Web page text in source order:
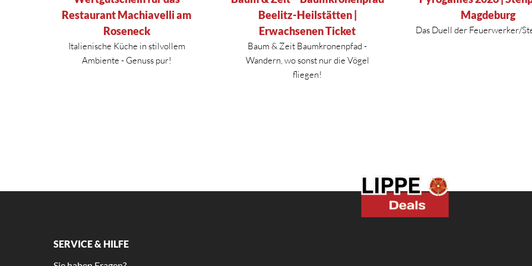
Restaurant Machiavelli am
Roseneck
Italienische Küche in stilvollem
Ambiente - Genuss pur!
Beelitz-Heilstätten |
Erwachsenen Ticket
Baum & Zeit Baumkronenpfad -
Wandern, wo sonst nur die Vögel
fliegen!
Magdeburg
Das Duell der Feuerwerker/
SERVICE & HILFE